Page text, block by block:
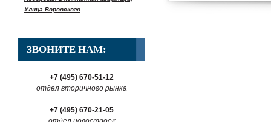
Улица Воровского
ЗВОНИТЕ НАМ:
+7 (495) 670-51-12
отдел вторичного рынка
+7 (495) 670-21-05